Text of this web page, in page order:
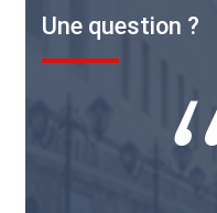
Une question ?